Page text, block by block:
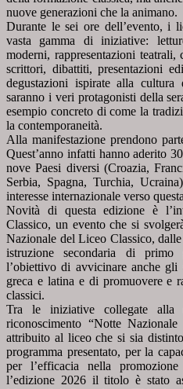
nuove generazioni che la animano.
Durante le sei ore dell’evento, i
vasta gamma di iniziative:
moderni, rappresentazioni
scrittori, dibattiti,presentazioni
degustazioni ispirate alla
saranno i veri protagonisti della
esempio concreto di come la
la contemporaneità.
Alla manifestazione prendono
Quest’anno infatti hanno aderito
nove Paesi diversi (Croazia,
Serbia, Spagna, Turchia,
interesse internazionale verso
Novità di questa edizione è
Classico, un evento che si
Nazionale del Liceo Classico,
istruzione secondaria di primo
l’obiettivo di avvicinare anche
greca e latina e di promuovere e
classici.
Tra le iniziative collegate alla
riconoscimento “Notte
attribuito al liceo che si sia
programma presentato, per la
per l’efficacia nella
l’edizione 2026 il titolo è stato